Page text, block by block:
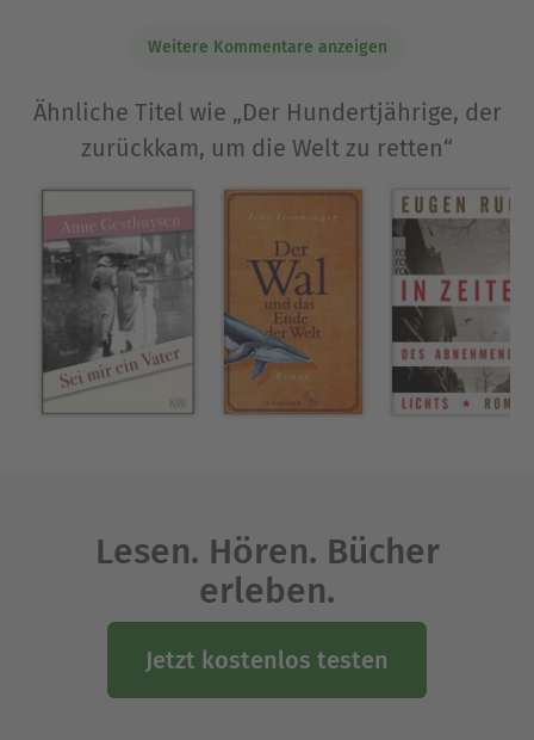
Weitere Kommentare anzeigen
Ähnliche Titel wie „Der Hundertjährige, der
zurückkam, um die Welt zu retten“
Lesen. Hören. Bücher
erleben.
Jetzt kostenlos testen